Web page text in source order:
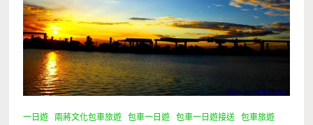
一日遊 兩蔣文化包車旅遊 包車一日遊 包車一日遊接送
包車旅遊